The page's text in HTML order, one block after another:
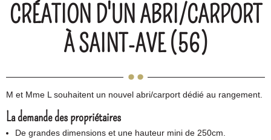
CRÉATION D'UN ABRI/CARPORT
À SAINT-AVE (56)
M et Mme L souhaitent un nouvel abri/carport dédié au rangement.
La demande des propriétaires
De grandes dimensions et une hauteur mini de 250cm.